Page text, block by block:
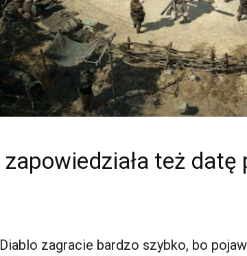
też
zagracie bardzo szybko, bo